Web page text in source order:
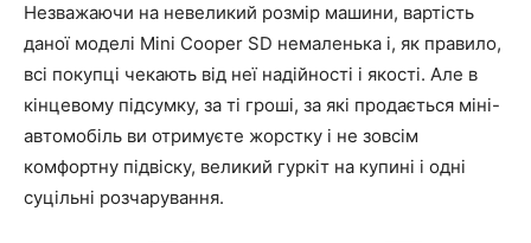
Незважаючи на невеликий розмір машини, вартість
даної моделі Mini Cooper SD немаленька і, як правило,
всі покупці чекають від неї надійності і якості. Але в
кінцевому підсумку, за ті гроші, за які продається міні-
автомобіль ви отримуєте жорстку і не зовсім
комфортну підвіску, великий гуркіт на купині і одні
суцільні розчарування.